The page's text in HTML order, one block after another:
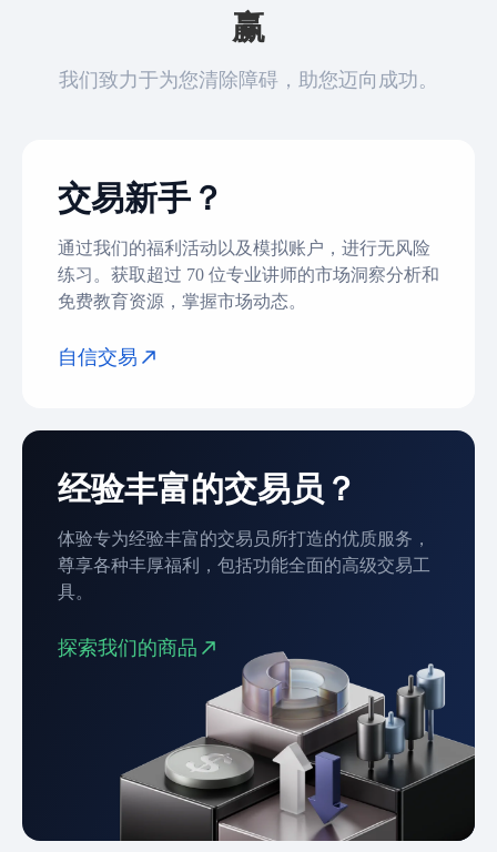
赢
我们致力于为您清除障碍，助您迈向成功。
交易新手？
通过我们的福利活动以及模拟账户，进行无风险
练习。获取超过 70 位专业讲师的市场洞察分析和
免费教育资源，掌握市场动态。
自信交易
经验丰富的交易员？
体验专为经验丰富的交易员所打造的优质服务，
尊享各种丰厚福利，包括功能全面的高级交易工
具。
探索我们的商品